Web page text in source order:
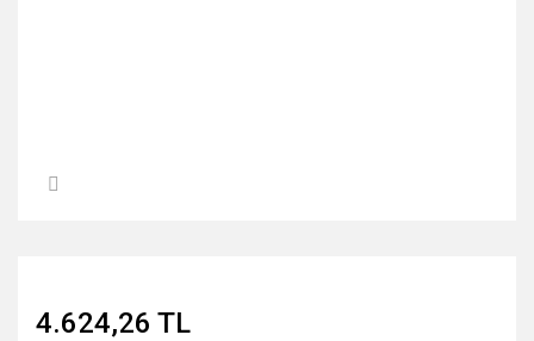
4.624,26 TL